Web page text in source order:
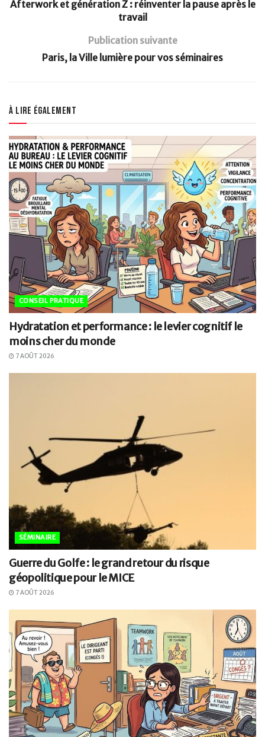
Afterwork et génération Z : réinventer la pause après le
travail
Publication suivante
Paris, la Ville lumière pour vos séminaires
À lire également
CONSEIL PRATIQUE
Hydratation et performance : le levier cognitif le
moins cher du monde
7 AOÛT 2026
SÉMINAIRE
Guerre du Golfe : le grand retour du risque
géopolitique pour le MICE
7 AOÛT 2026